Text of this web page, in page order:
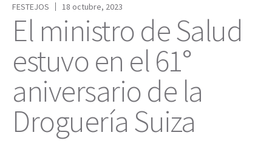
FESTEJOS
18 octubre, 2023
El ministro de Salud
estuvo en el 61°
aniversario de la
Droguería Suiza